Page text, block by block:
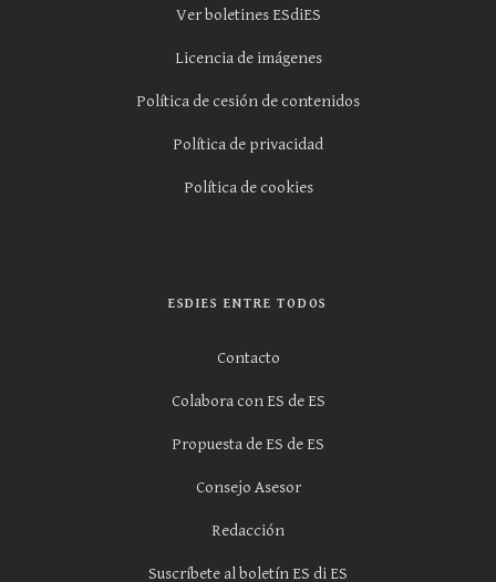
Ver boletines ESdiES
Licencia de imágenes
Política de cesión de contenidos
Política de privacidad
Política de cookies
ESDIES ENTRE TODOS
Contacto
Colabora con ES de ES
Propuesta de ES de ES
Consejo Asesor
Redacción
Suscríbete al boletín ES di ES